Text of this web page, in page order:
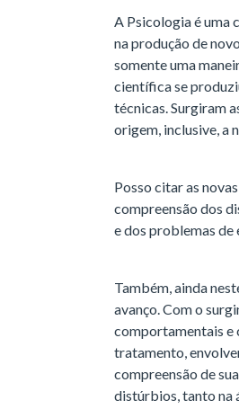
A Psicologia é uma
na produção de
somente uma
científica se
técnicas. Surgiram
origem, inclusive, a
Posso citar as
compreensão dos
e dos problemas de
Também, ainda
avanço. Com o
comportamentais e
tratamento,
compreensão de
distúrbios, tanto na